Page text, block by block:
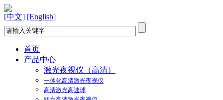
[中文] [English]
首页
产品中心
激光夜视仪（高清）
一体化高清激光夜视仪
高清激光高速球